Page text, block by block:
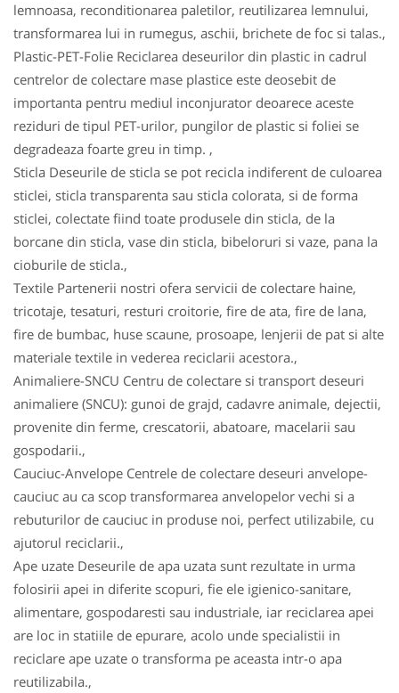
lemnoasa, reconditionarea paletilor, reutilizarea lemnului,
transformarea lui in rumegus, aschii, brichete de foc si talas.,
Plastic-PET-Folie Reciclarea deseurilor din plastic in cadrul
centrelor de colectare mase plastice este deosebit de
importanta pentru mediul inconjurator deoarece aceste
reziduri de tipul PET-urilor, pungilor de plastic si foliei se
degradeaza foarte greu in timp. ,
Sticla Deseurile de sticla se pot recicla indiferent de culoarea
sticlei, sticla transparenta sau sticla colorata, si de forma
sticlei, colectate fiind toate produsele din sticla, de la
borcane din sticla, vase din sticla, bibeloruri si vaze, pana la
cioburile de sticla.,
Textile Partenerii nostri ofera servicii de colectare haine,
tricotaje, tesaturi, resturi croitorie, fire de ata, fire de lana,
fire de bumbac, huse scaune, prosoape, lenjerii de pat si alte
materiale textile in vederea reciclarii acestora.,
Animaliere-SNCU Centru de colectare si transport deseuri
animaliere (SNCU): gunoi de grajd, cadavre animale, dejectii,
provenite din ferme, crescatorii, abatoare, macelarii sau
gospodarii.,
Cauciuc-Anvelope Centrele de colectare deseuri anvelope-
cauciuc au ca scop transformarea anvelopelor vechi si a
rebuturilor de cauciuc in produse noi, perfect utilizabile, cu
ajutorul reciclarii.,
Ape uzate Deseurile de apa uzata sunt rezultate in urma
folosirii apei in diferite scopuri, fie ele igienico-sanitare,
alimentare, gospodaresti sau industriale, iar reciclarea apei
are loc in statiile de epurare, acolo unde specialistii in
reciclare ape uzate o transforma pe aceasta intr-o apa
reutilizabila.,